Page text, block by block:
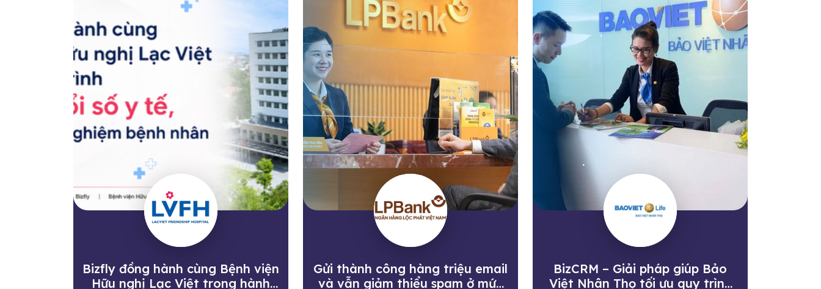
Bizfly đồng hành cùng Bệnh viện
Hữu nghị Lạc Việt trong hành
Gửi thành công hàng triệu email
và vẫn giảm thiểu spam ở mức
BizCRM – Giải pháp giúp Bảo
Việt Nhân Thọ tối ưu quy trình